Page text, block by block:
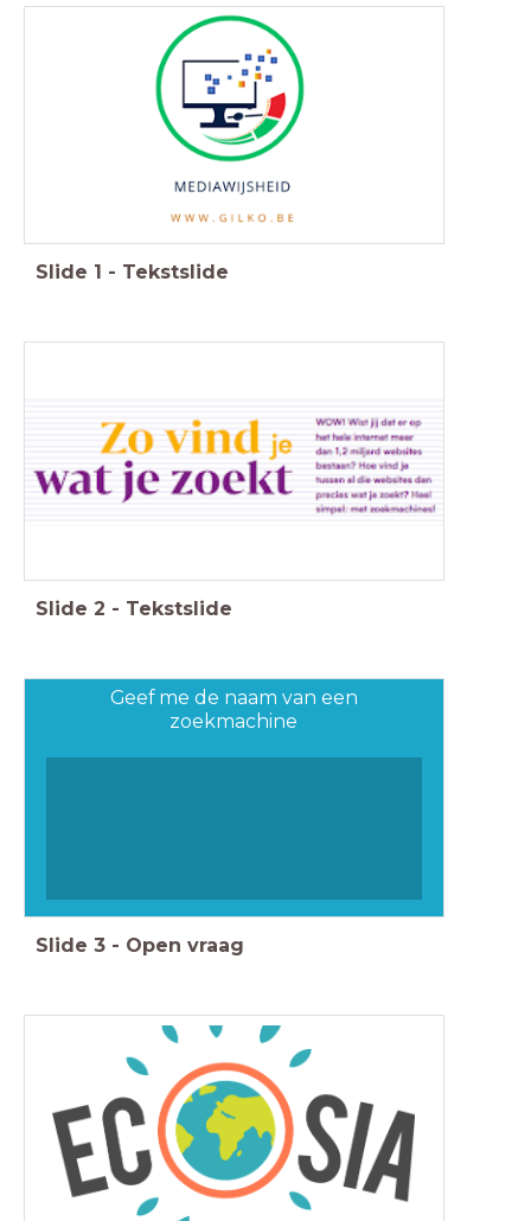
Slide 1 - Tekstslide
Slide 2 - Tekstslide
Geef me de naam van een
zoekmachine
Slide 3 - Open vraag